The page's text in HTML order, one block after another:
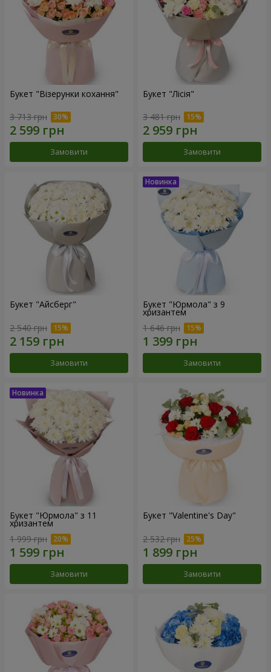
Букет "Візерунки кохання"
3 713 грн
Замовити
Букет "Лісія"
3 481 грн
Замовити
Букет "Айсберг"
2 540 грн
Замовити
Букет "Юрмола" з 9
хризантем
1 646 грн
Замовити
Букет "Юрмола" з 11
хризантем
1 999 грн
Замовити
Букет "Valentine's Day"
2 532 грн
Замовити